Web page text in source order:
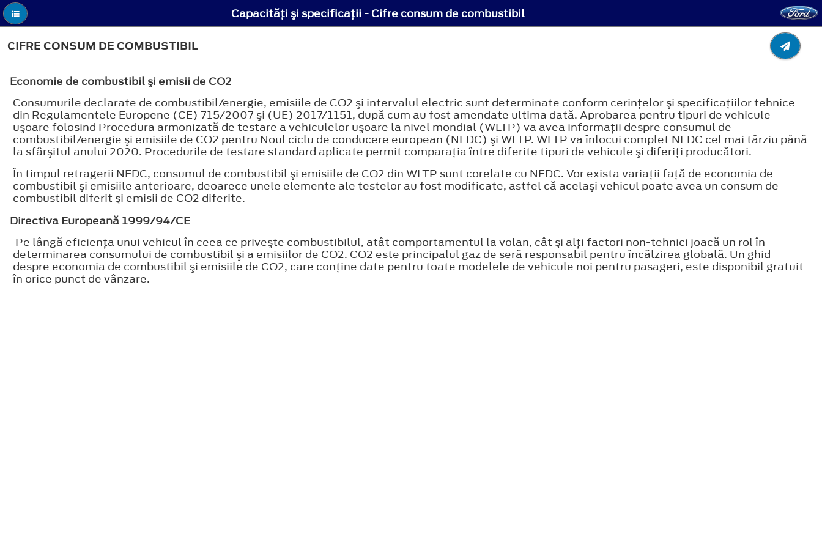
Capacităţi şi specificaţii - Cifre consum de combustibil
CIFRE CONSUM DE COMBUSTIBIL
Economie de combustibil şi emisii de CO2
Consumurile declarate de combustibil/energie, emisiile de CO2 şi intervalul electric sunt determinate conform cerinţelor şi specificaţiilor tehnice
din Regulamentele Europene (CE) 715/2007 şi (UE) 2017/1151, după cum au fost amendate ultima dată. Aprobarea pentru tipuri de vehicule
uşoare folosind Procedura armonizată de testare a vehiculelor uşoare la nivel mondial (WLTP) va avea informaţii despre consumul de
combustibil/energie şi emisiile de CO2 pentru Noul ciclu de conducere european (NEDC) şi WLTP. WLTP va înlocui complet NEDC cel mai târziu până
la sfârşitul anului 2020. Procedurile de testare standard aplicate permit comparaţia între diferite tipuri de vehicule şi diferiţi producători.
În timpul retragerii NEDC, consumul de combustibil şi emisiile de CO2 din WLTP sunt corelate cu NEDC. Vor exista variaţii faţă de economia de
combustibil şi emisiile anterioare, deoarece unele elemente ale testelor au fost modificate, astfel că acelaşi vehicul poate avea un consum de
combustibil diferit şi emisii de CO2 diferite.
Directiva Europeană 1999/94/CE
Pe lângă eficienţa unui vehicul în ceea ce priveşte combustibilul, atât comportamentul la volan, cât şi alţi factori non-tehnici joacă un rol în
determinarea consumului de combustibil şi a emisiilor de CO2. CO2 este principalul gaz de seră responsabil pentru încălzirea globală. Un ghid
despre economia de combustibil şi emisiile de CO2, care conţine date pentru toate modelele de vehicule noi pentru pasageri, este disponibil gratuit
în orice punct de vânzare.